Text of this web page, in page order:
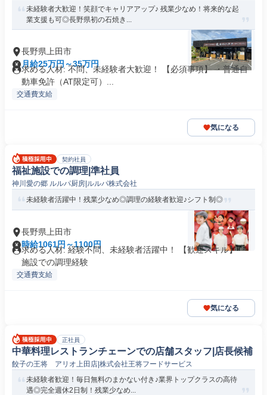
未経験者大歓迎！笑顔でキャリアアップ♪ 残業少なめ！将来的な起
業支援も可◎長野県初の石焼き...
長野県上田市
月給25万円～35万円
求める人材: 不問、未経験者大歓迎！ 【必須事項】 ・普通自
動車免許（AT限定可）...
交通費支給
気になる
契約社員
福祉施設での調理|準社員
神川愛の郷 ルルパ厨房|ルルパ株式会社
未経験者活躍中！残業少なめ◎調理の経験者歓迎♪シフト制◎
長野県上田市
時給1061円～1100円
求める人材: 経験不問、未経験者活躍中！ 【歓迎スキル】 ・
施設での調理経験
交通費支給
気になる
正社員
中華料理レストランチェーンでの店舗スタッフ|店長候補
餃子の王将 アリオ上田店|株式会社王将フードサービス
未経験者歓迎！毎日無料のまかない付き♪業界トップクラスの高待
遇◎完全週休2日制！残業少なめ...